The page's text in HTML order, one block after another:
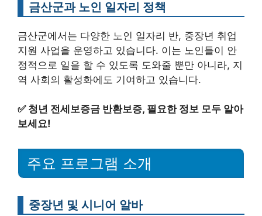
금산군과 노인 일자리 정책
금산군에서는 다양한 노인 일자리 반, 중장년 취업
지원 사업을 운영하고 있습니다. 이는 노인들이 안
정적으로 일을 할 수 있도록 도와줄 뿐만 아니라, 지
역 사회의 활성화에도 기여하고 있습니다.
✅ 청년 전세보증금 반환보증, 필요한 정보 모두 알아
보세요!
주요 프로그램 소개
중장년 및 시니어 알바